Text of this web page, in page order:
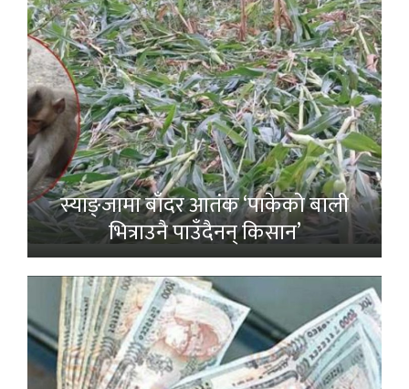
स्याङ्जामा बाँदर आतंक ‘पाकेको बाली
भित्राउनै पाउँदैनन् किसान’